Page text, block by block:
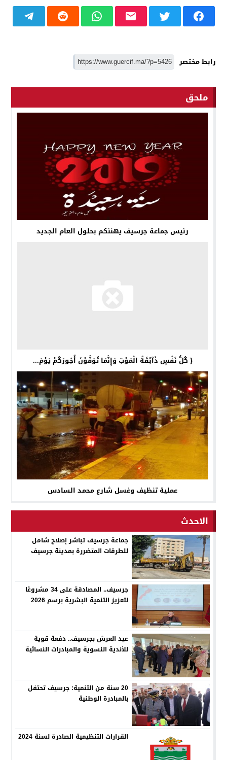
رابط مختصر
ملحق
رئيس جماعة جرسيف يهنئكم بحلول العام الجديد
{ كُلُّ نَفْسٍ ذَآئِقَةُ الْمَوْتِ وَإِنَّمَا تُوَفَّوْنَ أُجُورَكُمْ يَوْمَ...
عملية تنظيف وغسل شارع محمد السادس
الاحدث
جماعة جرسيف تباشر إصلاح شامل
للطرقات المتضررة بمدينة جرسيف
جرسيف.. المصادقة على 34 مشروعًا
لتعزيز التنمية البشرية برسم 2026
عيد العرش بجرسيف.. دفعة قوية
للأندية النسوية والمبادرات النسائية
20 سنة من التنمية: جرسيف تحتفل
بالمبادرة الوطنية
القرارات التنظيمية الصادرة لسنة 2024